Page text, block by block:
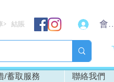
結賬 會
/蓄取服務 聯絡我們